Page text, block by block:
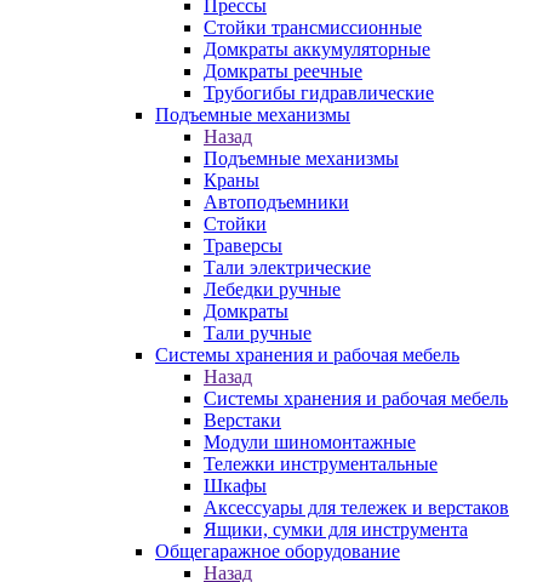
Прессы
Стойки трансмиссионные
Домкраты аккумуляторные
Домкраты реечные
Трубогибы гидравлические
Подъемные механизмы
Назад
Подъемные механизмы
Краны
Автоподъемники
Стойки
Траверсы
Тали электрические
Лебедки ручные
Домкраты
Тали ручные
Системы хранения и рабочая мебель
Назад
Системы хранения и рабочая мебель
Верстаки
Модули шиномонтажные
Тележки инструментальные
Шкафы
Аксессуары для тележек и верстаков
Ящики, сумки для инструмента
Общегаражное оборудование
Назад